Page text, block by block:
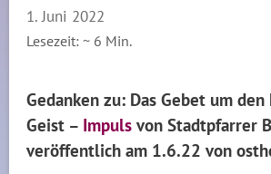
1. Juni 2022
Lesezeit: ~ 6 Min.
Gedanken zu: Das Gebet um
Geist – Impuls von Stadtpfarrer
veröffentlich am 1.6.22 von